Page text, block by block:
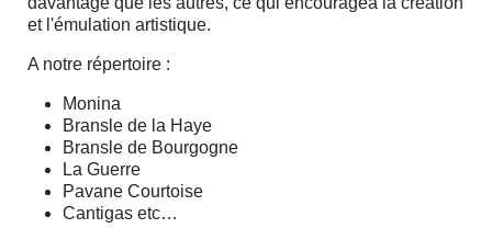
et l'émulation artistique.
A notre répertoire :
Monina
Bransle de la Haye
Bransle de Bourgogne
La Guerre
Pavane Courtoise
Cantigas etc…